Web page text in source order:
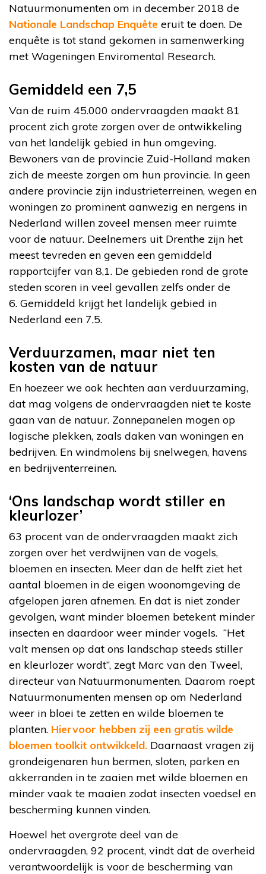
Natuurmonumenten om in december 2018 de
Nationale Landschap Enquête eruit te doen. De
enquête is tot stand gekomen in samenwerking
met Wageningen Enviromental Research.
Gemiddeld een 7,5
Van de ruim 45.000 ondervraagden maakt 81
procent zich grote zorgen over de ontwikkeling
van het landelijk gebied in hun omgeving.
Bewoners van de provincie Zuid-Holland maken
zich de meeste zorgen om hun provincie. In geen
andere provincie zijn industrieterreinen, wegen en
woningen zo prominent aanwezig en nergens in
Nederland willen zoveel mensen meer ruimte
voor de natuur. Deelnemers uit Drenthe zijn het
meest tevreden en geven een gemiddeld
rapportcijfer van 8,1. De gebieden rond de grote
steden scoren in veel gevallen zelfs onder de
6. Gemiddeld krijgt het landelijk gebied in
Nederland een 7,5.
Verduurzamen, maar niet ten
kosten van de natuur
En hoezeer we ook hechten aan verduurzaming,
dat mag volgens de ondervraagden niet te koste
gaan van de natuur. Zonnepanelen mogen op
logische plekken, zoals daken van woningen en
bedrijven. En windmolens bij snelwegen, havens
en bedrijventerreinen.
‘Ons landschap wordt stiller en
kleurlozer’
63 procent van de ondervraagden maakt zich
zorgen over het verdwijnen van de vogels,
bloemen en insecten. Meer dan de helft ziet het
aantal bloemen in de eigen woonomgeving de
afgelopen jaren afnemen. En dat is niet zonder
gevolgen, want minder bloemen betekent minder
insecten en daardoor weer minder vogels. “Het
valt mensen op dat ons landschap steeds stiller
en kleurlozer wordt”, zegt Marc van den Tweel,
directeur van Natuurmonumenten. Daarom roept
Natuurmonumenten mensen op om Nederland
weer in bloei te zetten en wilde bloemen te
planten. Hiervoor hebben zij een gratis wilde
bloemen toolkit ontwikkeld. Daarnaast vragen zij
grondeigenaren hun bermen, sloten, parken en
akkerranden in te zaaien met wilde bloemen en
minder vaak te maaien zodat insecten voedsel en
bescherming kunnen vinden.
Hoewel het overgrote deel van de
ondervraagden, 92 procent, vindt dat de overheid
verantwoordelijk is voor de bescherming van